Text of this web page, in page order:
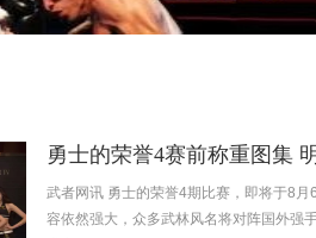
勇士的荣誉4赛前称重图集
武者网讯 勇士的荣誉4期比赛，即将于8
容依然强大，众多武林风名将对阵国外强